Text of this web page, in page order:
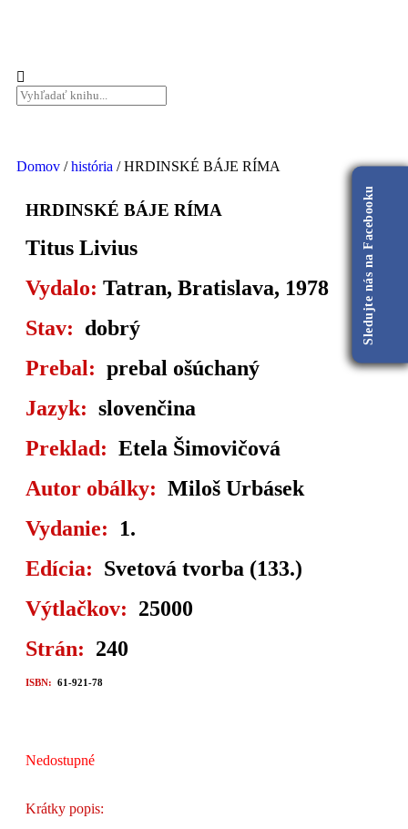
Domov /história / HRDINSKÉ BÁJE RÍMA
HRDINSKÉ BÁJE RÍMA
Titus Livius
Vydalo: Tatran, Bratislava, 1978
Stav: dobrý
Prebal: prebal ošúchaný
Jazyk: slovenčina
Preklad: Etela Šimovičová
Autor obálky: Miloš Urbásek
Vydanie: 1.
Edícia: Svetová tvorba (133.)
Výtlačkov: 25000
Strán: 240
ISBN: 61-921-78
Nedostupné
Krátky popis:
Sledujte nás na Facebooku